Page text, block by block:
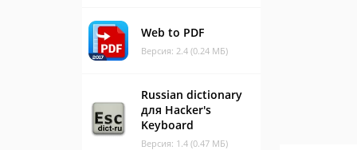
Web to PDF
Версия: 2.4 (0.24 МБ)
Russian dictionary
для Hacker's
Keyboard
Версия: 1.4 (0.47 МБ)